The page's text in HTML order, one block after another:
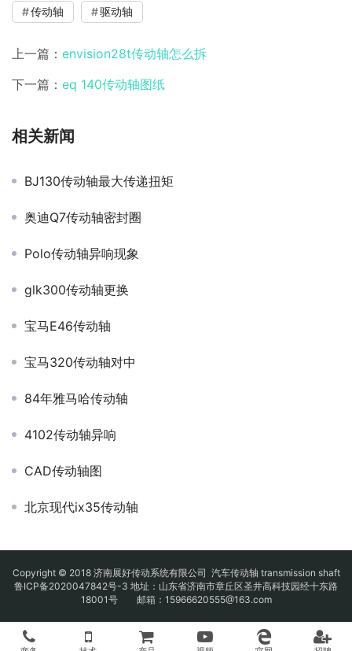
传动轴 驱动轴
上一篇： envision28t传动轴怎么拆
下一篇： eq 140传动轴图纸
相关新闻
BJ130传动轴最大传递扭矩
奥迪Q7传动轴密封圈
Polo传动轴异响现象
glk300传动轴更换
宝马E46传动轴
宝马320传动轴对中
84年雅马哈传动轴
4102传动轴异响
CAD传动轴图
北京现代ix35传动轴
Copyright © 2018 济南展好传动系统有限公司 汽车传动轴 transmission shaft
鲁ICP备2020047842号-3 地址：山东省济南市章丘区圣井高科技园经十东路
18001号 邮箱：15966620555@163.com